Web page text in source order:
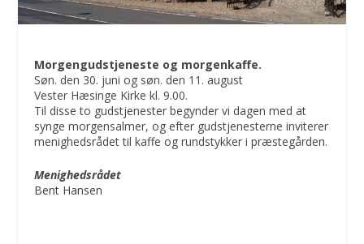
Morgengudstjeneste og morgenkaffe.
Søn. den 30. juni og søn. den 11. august
Vester Hæsinge Kirke kl. 9.00.
Til disse to gudstjenester begynder vi dagen med at
synge morgensalmer, og efter gudstjenesterne inviterer
menighedsrådet til kaffe og rundstykker i præstegården.
Menighedsrådet
Bent Hansen